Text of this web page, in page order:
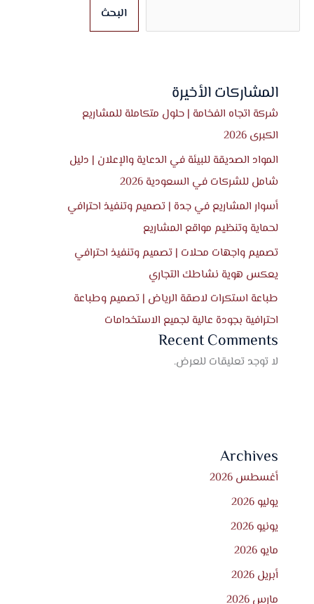
البحث
المشاركات الأخيرة
شركة اتجاه الفخامة | حلول متكاملة للمشاريع
الكبرى 2026
المواد الصديقة للبيئة في الدعاية والإعلان | دليل
شامل للشركات في السعودية 2026
أسوار المشاريع في جدة | تصميم وتنفيذ احترافي
لحماية وتنظيم مواقع المشاريع
تصميم واجهات محلات | تصميم وتنفيذ احترافي
يعكس هوية نشاطك التجاري
طباعة استكرات لاصقة الرياض | تصميم وطباعة
احترافية بجودة عالية لجميع الاستخدامات
Recent Comments
لا توجد تعليقات للعرض.
Archives
أغسطس 2026
يوليو 2026
يونيو 2026
مايو 2026
أبريل 2026
مارس 2026